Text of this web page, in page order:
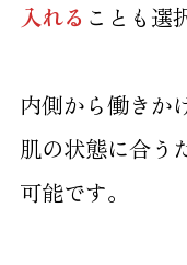
入れる ことも選
内側から働きか
肌の状態に合う
可能です。